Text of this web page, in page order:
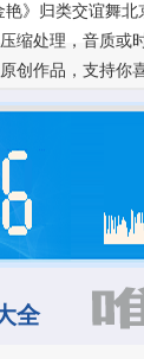
艳》归类交谊舞
缩处理，音质或
创作品，支持你
全